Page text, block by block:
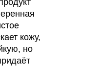
кожу,
но